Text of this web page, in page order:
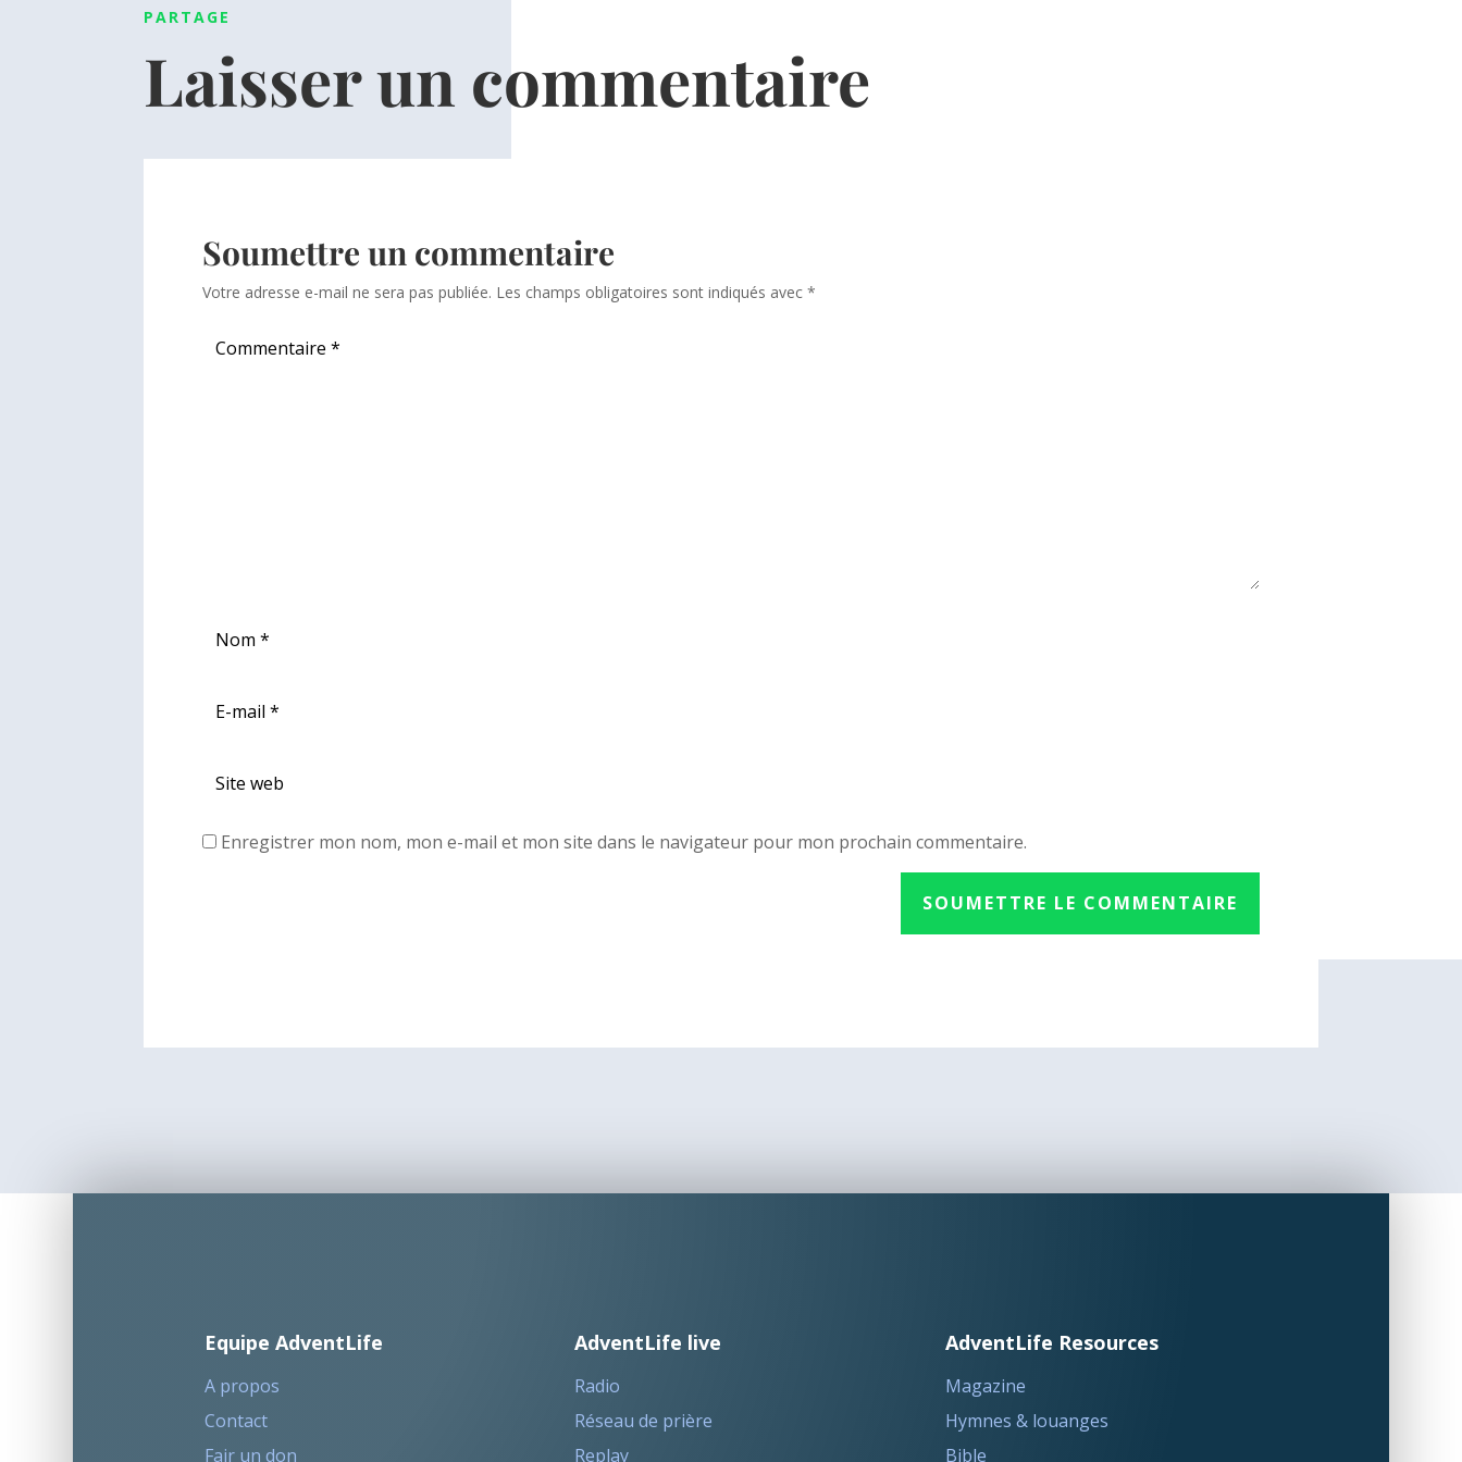
PARTAGE
Laisser un commentaire
Soumettre un commentaire
Votre adresse e-mail ne sera pas publiée. Les champs obligatoires sont indiqués avec *
Enregistrer mon nom, mon e-mail et mon site dans le navigateur pour mon prochain commentaire.
SOUMETTRE LE COMMENTAIRE
Equipe AdventLife
A propos
Contact
Fair un don
AdventLife live
Radio
Réseau de prière
Replay
AdventLife Resources
Magazine
Hymnes & louanges
Bible